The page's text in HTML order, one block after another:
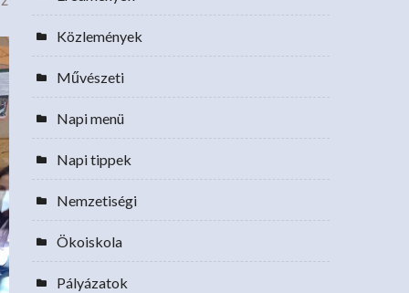
Közlemények
Művészeti
Napi menü
Napi tippek
Nemzetiségi
Ökoiskola
Pályázatok